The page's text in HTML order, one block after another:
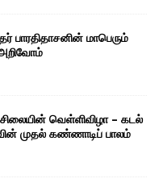
பாரதிதாசனின் மாபெரும்
வெள்ளிவிழா – கடல்
முதல் கண்ணாடிப் பாலம்